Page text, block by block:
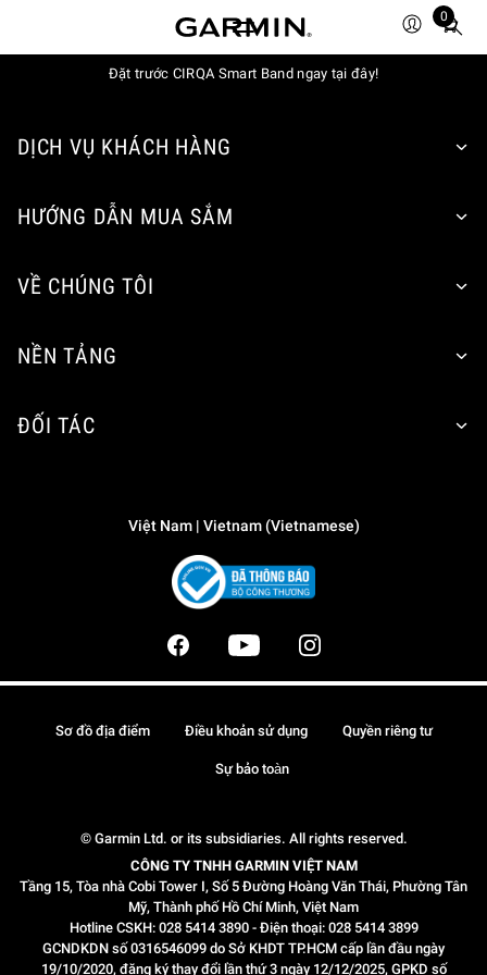
0
Total
items
Đặt trước CIRQA Smart Band ngay tại đây!
DỊCH VỤ KHÁCH HÀNG
HƯỚNG DẪN MUA SẮM
VỀ CHÚNG TÔI
NỀN TẢNG
ĐỐI TÁC
Việt Nam | Vietnam (Vietnamese)
© Garmin Ltd. or its subsidiaries. All rights reserved.
CÔNG TY TNHH GARMIN VIỆT NAM
Tầng 15, Tòa nhà Cobi Tower I, Số 5 Đường Hoàng Văn Thái, Phường Tân
Mỹ, Thành phố Hồ Chí Minh, Việt Nam
Hotline CSKH: 028 5414 3890 - Điện thoại: 028 5414 3899
GCNDKDN số 0316546099 do Sở KHDT TP.HCM cấp lần đầu ngày
19/10/2020, đăng ký thay đổi lần thứ 3 ngày 12/12/2025, GPKD số
Sơ đồ địa điểm Điều khoản sử dụng Quyền riêng tư
Sự bảo toàn